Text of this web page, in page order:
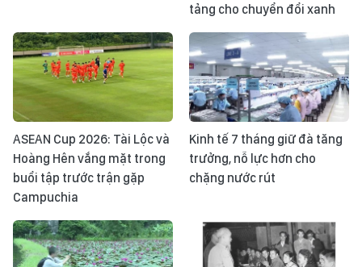
tảng cho chuyển đổi xanh
ASEAN Cup 2026: Tài Lộc và
Hoàng Hên vắng mặt trong
buổi tập trước trận gặp
Campuchia
Kinh tế 7 tháng giữ đà tăng
trưởng, nỗ lực hơn cho
chặng nước rút